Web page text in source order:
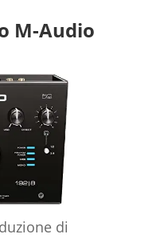
M-Audio
di